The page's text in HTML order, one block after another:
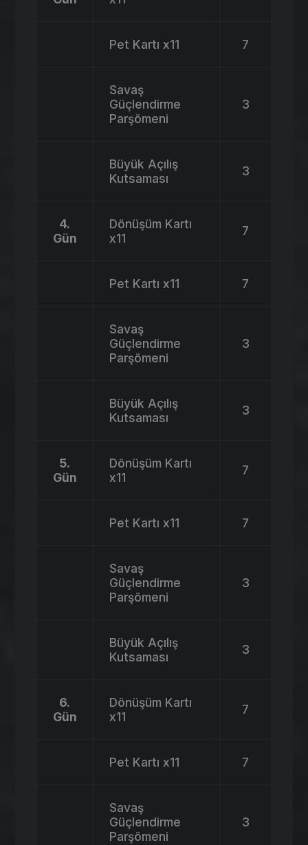
Pet Kartı x11 7
Savaş
Güçlendirme
Parşömeni
3
Büyük Açılış
Kutsaması
3
4.
Gün
Dönüşüm Kartı
x11
7
Pet Kartı x11 7
Savaş
Güçlendirme
Parşömeni
3
Büyük Açılış
Kutsaması
3
5.
Gün
Dönüşüm Kartı
x11
7
Pet Kartı x11 7
Savaş
Güçlendirme
Parşömeni
3
Büyük Açılış
Kutsaması
3
6.
Gün
Dönüşüm Kartı
x11
7
Pet Kartı x11 7
Savaş
Güçlendirme
Parşömeni
3